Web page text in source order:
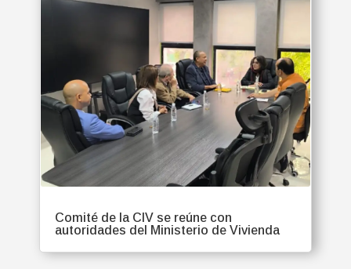
Comité de la CIV se reúne con
autoridades del Ministerio de Vivienda